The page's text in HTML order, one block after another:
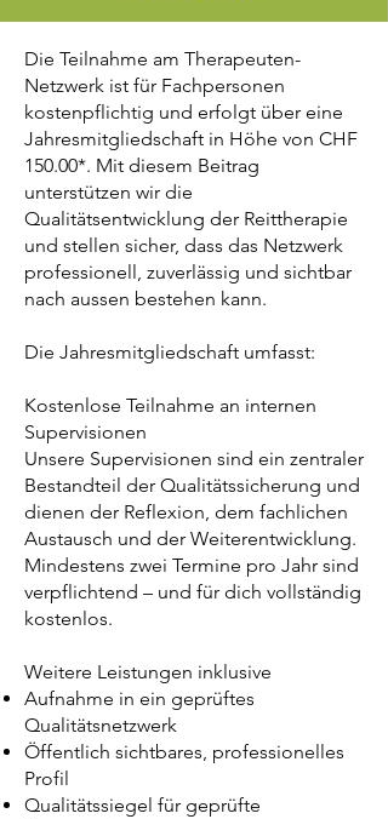
Die Teilnahme am Therapeuten-
Netzwerk ist für Fachpersonen
kostenpflichtig und erfolgt über eine
Jahresmitgliedschaft in Höhe von CHF
150.00*. Mit diesem Beitrag
unterstützen wir die
Qualitätsentwicklung der Reittherapie
und stellen sicher, dass das Netzwerk
professionell, zuverlässig und sichtbar
nach aussen bestehen kann.
Die Jahresmitgliedschaft umfasst:
Kostenlose Teilnahme an internen
Supervisionen
Unsere Supervisionen sind ein zentraler
Bestandteil der Qualitätssicherung und
dienen der Reflexion, dem fachlichen
Austausch und der Weiterentwicklung.
Mindestens zwei Termine pro Jahr sind
verpflichtend – und für dich vollständig
kostenlos.
Weitere Leistungen inklusive
Aufnahme in ein geprüftes
Qualitätsnetzwerk
Öffentlich sichtbares, professionelles
Profil
Qualitätssiegel für geprüfte